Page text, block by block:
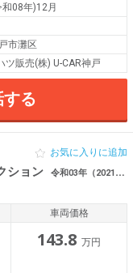
08年)12月
市灘区
ツ販売(株) U-CAR神戸
する
ション 令和03年（2021年） 5.9万km 兵庫県神戸市灘区 禁煙 ワンオーナー
お気に入りに追加
車両価格
143.8 万円